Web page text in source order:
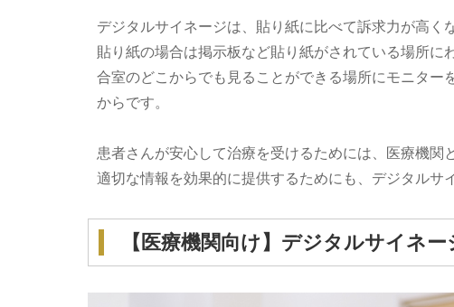
デジタルサイネージは、貼り紙に比べて訴求力が高く
貼り紙の場合は掲示板など貼り紙がされている場所
合室のどこからでも見ることができる場所にモニタ
からです。
患者さんが安心して治療を受けるためには、医療機関
適切な情報を効果的に提供するためにも、デジタルサ
【医療機関向け】デジタルサイネ